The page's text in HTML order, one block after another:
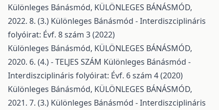
Különleges Bánásmód, KÜLÖNLEGES BÁNÁSMÓD,
2022. 8. (3.) Különleges Bánásmód - Interdiszciplináris
folyóirat: Évf. 8 szám 3 (2022)
Különleges Bánásmód, KÜLÖNLEGES BÁNÁSMÓD,
2020. 6. (4.) - TELJES SZÁM Különleges Bánásmód -
Interdiszciplináris folyóirat: Évf. 6 szám 4 (2020)
Különleges Bánásmód, KÜLÖNLEGES BÁNÁSMÓD,
2021. 7. (3.) Különleges Bánásmód - Interdiszciplináris